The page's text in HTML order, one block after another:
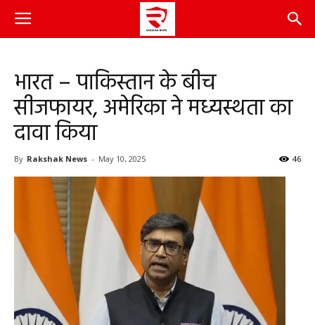
भारत – पाकिस्तान के बीच
सीजफायर, अमेरिका ने मध्यस्थता का
दावा किया
By Rakshak News - May 10, 2025 46